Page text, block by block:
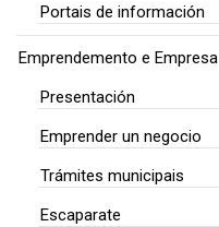
Portais de información
Emprendemento e Empresa
Presentación
Emprender un negocio
Trámites municipais
Escaparate